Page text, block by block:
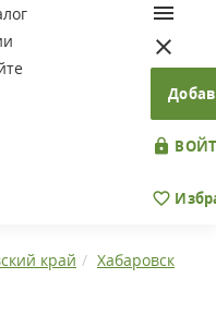
край
Хабаровск